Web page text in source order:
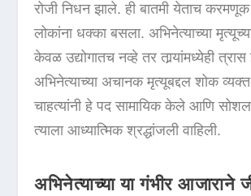
रोजी निधन झाले. ही बातमी येताच करमणूक
लोकांना धक्का बसला. अभिनेत्याच्या
केवळ उद्योगातच नव्हे तर तार्‍यांमध्येही
अभिनेत्याच्या अचानक मृत्यूबद्दल शोक
चाहत्यांनी हे पद सामायिक केले आणि सोशल
त्याला आध्यात्मिक श्रद्धांजली वाहिली.
अभिनेत्याच्या या गंभीर आजाराने